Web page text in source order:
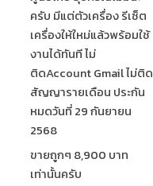
ครับ มีแต่ตัวเครื่อง รีเซ็ต
เครื่องให้ใหม่แล้วพร้อมใช้
งานได้ทันที ไม่
ติดAccount Gmail ไม่ติด
สัญญารายเดือน ประกัน
หมดวันที่ 29 กันยายน
2568
ขายถูกๆ 8,900 บาท
เท่านั้นครับ